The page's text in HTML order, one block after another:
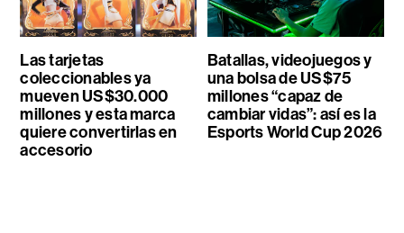
Las tarjetas
coleccionables ya
mueven US$30.000
millones y esta marca
quiere convertirlas en
accesorio
Batallas, videojuegos y
una bolsa de US$75
millones “capaz de
cambiar vidas”: así es la
Esports World Cup 2026